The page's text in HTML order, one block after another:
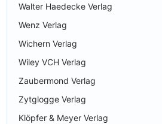
Walter Haedecke Verlag
Wenz Verlag
Wichern Verlag
Wiley VCH Verlag
Zaubermond Verlag
Zytglogge Verlag
Klöpfer & Meyer Verlag